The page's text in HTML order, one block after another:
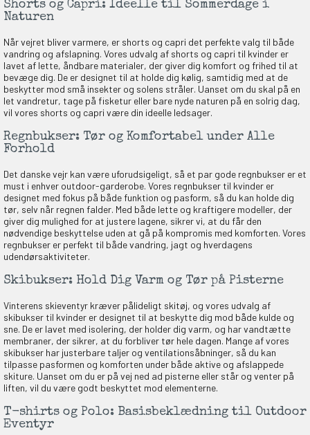
Shorts og Capri: Ideelle til Sommerdage i
Naturen
Når vejret bliver varmere, er shorts og capri det perfekte valg til både
vandring og afslapning. Vores udvalg af shorts og capri til kvinder er
lavet af lette, åndbare materialer, der giver dig komfort og frihed til at
bevæge dig. De er designet til at holde dig kølig, samtidig med at de
beskytter mod små insekter og solens stråler. Uanset om du skal på en
let vandretur, tage på fisketur eller bare nyde naturen på en solrig dag,
vil vores shorts og capri være din ideelle ledsager.
Regnbukser: Tør og Komfortabel under Alle
Forhold
Det danske vejr kan være uforudsigeligt, så et par gode regnbukser er et
must i enhver outdoor-garderobe. Vores regnbukser til kvinder er
designet med fokus på både funktion og pasform, så du kan holde dig
tør, selv når regnen falder. Med både lette og kraftigere modeller, der
giver dig mulighed for at justere lagene, sikrer vi, at du får den
nødvendige beskyttelse uden at gå på kompromis med komforten. Vores
regnbukser er perfekt til både vandring, jagt og hverdagens
udendørsaktiviteter.
Skibukser: Hold Dig Varm og Tør på Pisterne
Vinterens skieventyr kræver pålideligt skitøj, og vores udvalg af
skibukser til kvinder er designet til at beskytte dig mod både kulde og
sne. De er lavet med isolering, der holder dig varm, og har vandtætte
membraner, der sikrer, at du forbliver tør hele dagen. Mange af vores
skibukser har justerbare taljer og ventilationsåbninger, så du kan
tilpasse pasformen og komforten under både aktive og afslappede
skiture. Uanset om du er på vej ned ad pisterne eller står og venter på
liften, vil du være godt beskyttet mod elementerne.
T-shirts og Polo: Basisbeklædning til Outdoor
Eventyr